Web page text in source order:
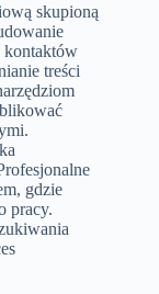
skupioną
kontaktów
treści
gdzie
pracy.